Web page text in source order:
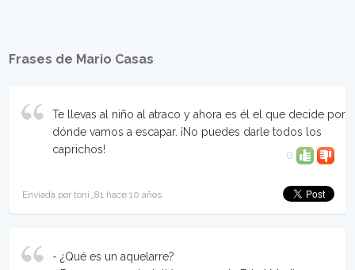
Frases de Mario Casas
Te llevas al niño al atraco y ahora es él el que decide por
dónde vamos a escapar. ¡No puedes darle todos los
caprichos!
0
Enviada por toni_81 hace 10 años
- ¿Qué es un aquelarre?